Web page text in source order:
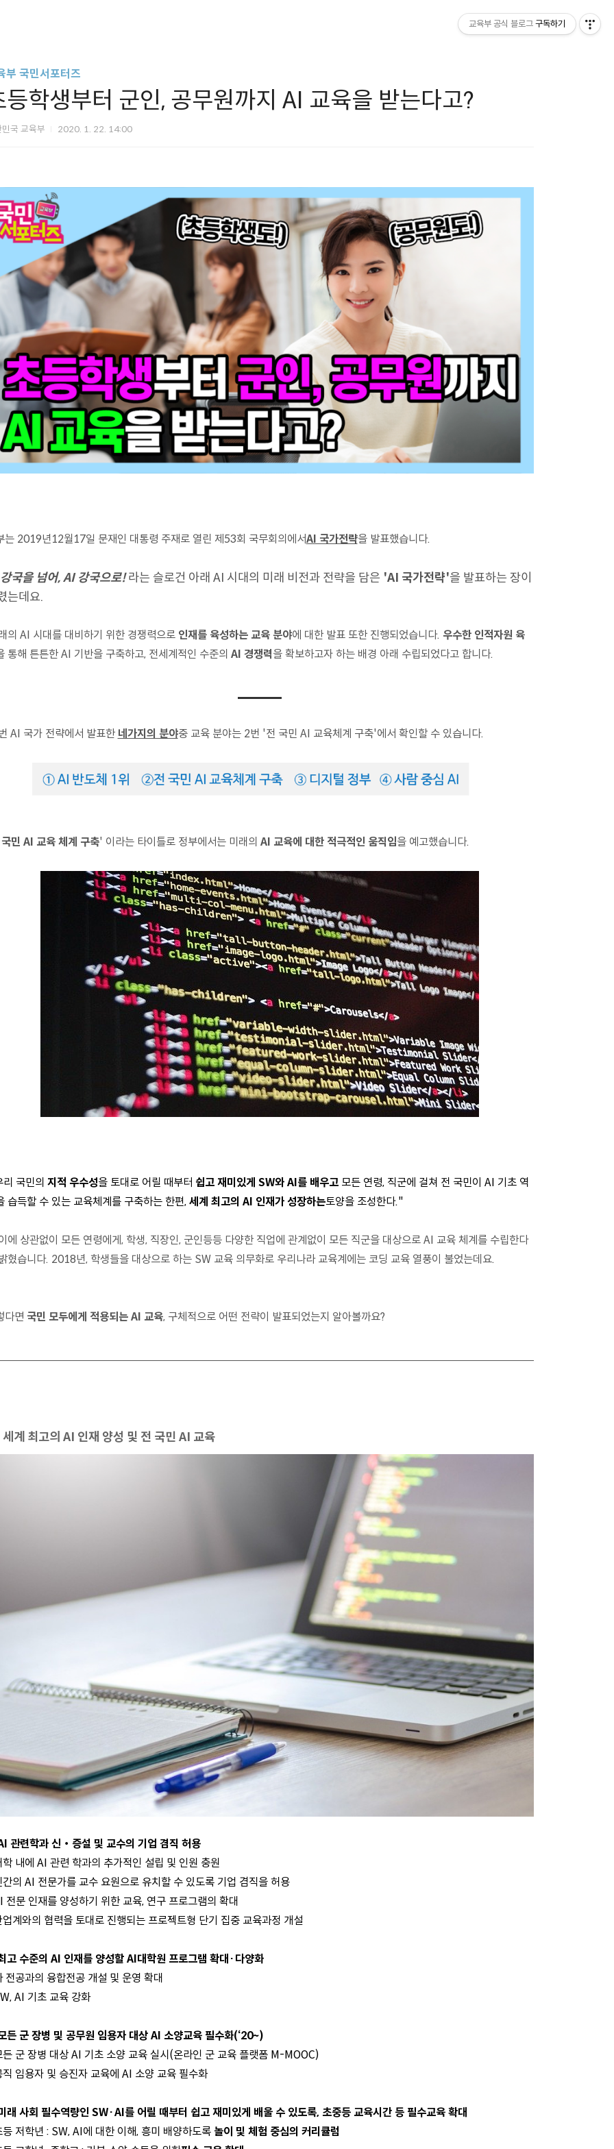
부 국민서포터즈
등학생부터 군인, 공무원까지 AI 교육을 받는다고?
국 교육부 2020. 1. 22. 14:00
는 2019년12월17일 문재인 대통령 주재로 열린 제53회 국무회의에서AI 국가전략을 발표했습니다.
국을 넘어, AI 강국으로!라는 슬로건 아래 AI 시대의 미래 비전과 전략을 담은 'AI 국가전략'을 발표하는 장이
는데요.
의 AI 시대를 대비하기 위한 경쟁력으로 인재를 육성하는 교육 분야에 대한 발표 또한 진행되었습니다. 우수한 인적자원 육
통해 튼튼한 AI 기반을 구축하고, 전세계적인 수준의 AI 경쟁력을 확보하고자 하는 배경 아래 수립되었다고 합니다.
AI 국가 전략에서 발표한 네가지의 분야중 교육 분야는 2번 '전 국민 AI 교육체계 구축'에서 확인할 수 있습니다.
민 AI 교육 체계 구축' 이라는 타이틀로 정부에서는 미래의 AI 교육에 대한 적극적인 움직임을 예고했습니다.
국민의 지적 우수성을 토대로 어릴 때부터 쉽고 재미있게 SW와 AI를 배우고 모든 연령, 직군에 걸쳐 전 국민이 AI 기초 역
습득할 수 있는 교육체계를 구축하는 한편, 세계 최고의 AI 인재가 성장하는토양을 조성한다."
에 상관없이 모든 연령에게, 학생, 직장인, 군인등등 다양한 직업에 관계없이 모든 직군을 대상으로 AI 교육 체계를 수립한다
혔습니다. 2018년, 학생들을 대상으로 하는 SW 교육 의무화로 우리나라 교육계에는 코딩 교육 열풍이 불었는데요.
다면 국민 모두에게 적용되는 AI 교육, 구체적으로 어떤 전략이 발표되었는지 알아볼까요?
세계 최고의 AI 인재 양성 및 전 국민 AI 교육
관련학과 신‧증설 및 교수의 기업 겸직 허용
내에 AI 관련 학과의 추가적인 설립 및 인원 충원
의 AI 전문가를 교수 요원으로 유치할 수 있도록 기업 겸직을 허용
전문 인재를 양성하기 위한 교육, 연구 프로그램의 확대
계와의 협력을 토대로 진행되는 프로젝트형 단기 집중 교육과정 개설
고 수준의 AI 인재를 양성할 AI대학원 프로그램 확대·다양화
전공과의 융합전공 개설 및 운영 확대
AI 기초 교육 강화
든 군 장병 및 공무원 임용자 대상 AI 소양교육 필수화(‘20~)
군 장병 대상 AI 기초 소양 교육 실시(온라인 군 교육 플랫폼 M-MOOC)
임용자 및 승진자 교육에 AI 소양 교육 필수화
래 사회 필수역량인 SW·AI를 어릴 때부터 쉽고 재미있게 배울 수 있도록, 초중등 교육시간 등 필수교육 확대
저학년 : SW, AI에 대한 이해, 흥미 배양하도록 놀이 및 체험 중심의 커리큘럼
교육부 공식 블로그 구독하기